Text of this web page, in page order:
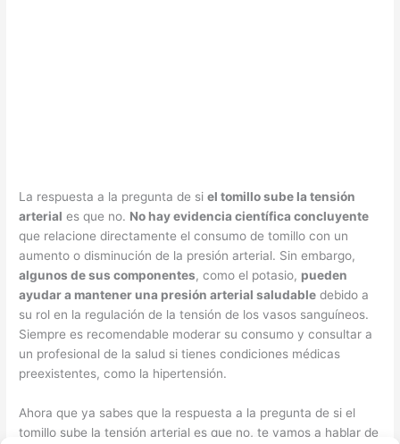
La respuesta a la pregunta de siel tomillo sube la tensión
arterial es que no. No hay evidencia científica concluyente
que relacione directamente el consumo de tomillo con un
aumento o disminución de la presión arterial. Sin embargo,
algunos de sus componentes, como el potasio, pueden
ayudar a mantener una presión arterial saludable debido a
su rol en la regulación de la tensión de los vasos sanguíneos.
Siempre es recomendable moderar su consumo y consultar a
un profesional de la salud si tienes condiciones médicas
preexistentes, como la hipertensión.
Ahora que ya sabes que la respuesta a la pregunta de si el
tomillo sube la tensión arterial es que no, te vamos a hablar de